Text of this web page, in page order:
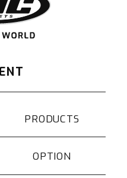
PRODUCTS
OPTION